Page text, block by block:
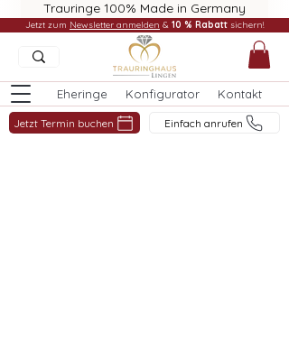
Trauringe 100% Made in Germany
Eheringe Konfigurator Kontakt
Jetzt Termin buchen Einfach anrufen
Jetzt zum Newsletter anmelden & 10 % Rabatt sichern!